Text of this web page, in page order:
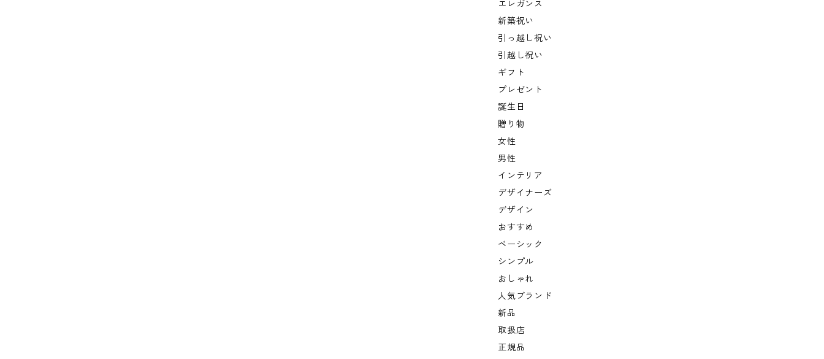
エレガンス
新築祝い
引っ越し祝い
引越し祝い
ギフト
プレゼント
誕生日
贈り物
女性
男性
インテリア
デザイナーズ
デザイン
おすすめ
ベーシック
シンプル
おしゃれ
人気ブランド
新品
取扱店
正規品